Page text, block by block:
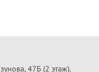
47Б (2 этаж).